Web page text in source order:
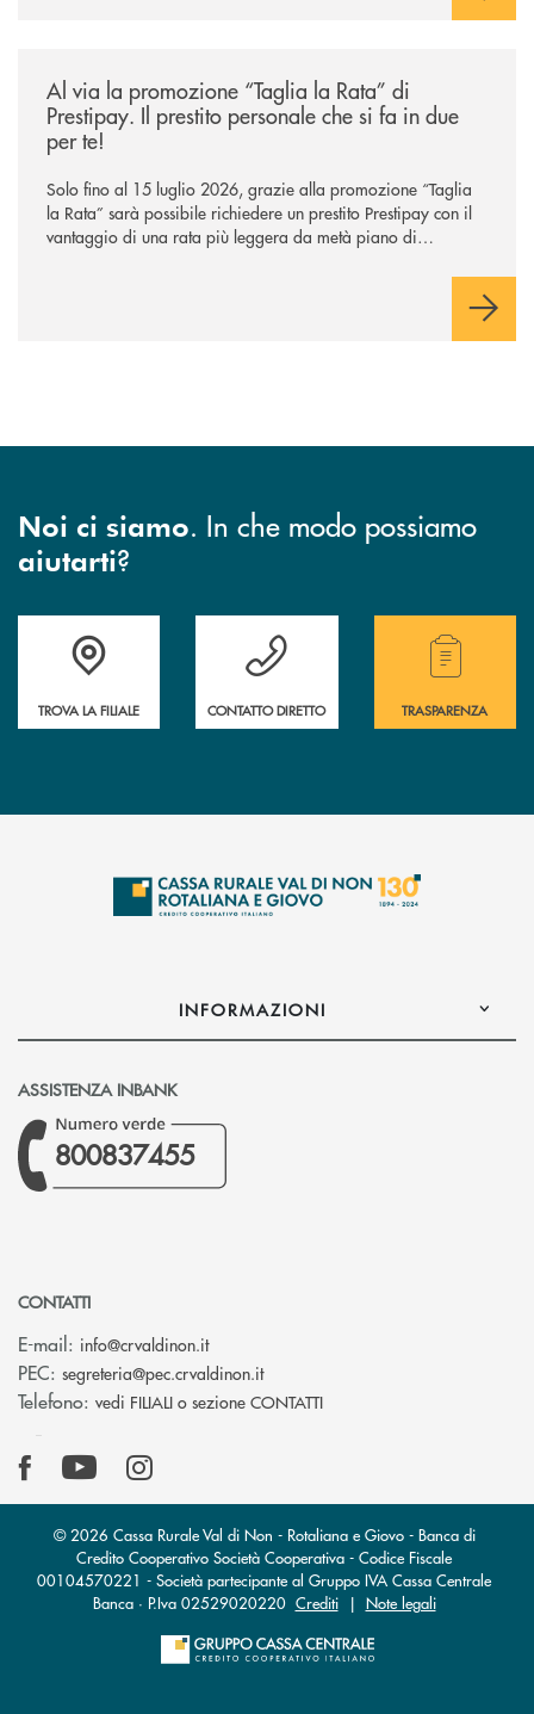
Al via la promozione “Taglia la Rata” di
Prestipay. Il prestito personale che si fa in due
per te!
Solo fino al 15 luglio 2026, grazie alla promozione “Taglia
la Rata” sarà possibile richiedere un prestito Prestipay con il
vantaggio di una rata più leggera da metà piano di
Noi ci siamo. In che modo possiamo
aiutarti?
Accedi all' elenco completo di indirizzo, telefono e mail delle nostre
TROVA LA FILIALE
Hai bisogno di assistenza immediata?
CONTATTO DIRETTO
Hai bisogno di
TRASPARENZA
INFORMAZIONI
ASSISTENZA INBANK
800837455
CONTATTI
E-mail: info@crvaldinon.it(si apre l’app di posta elettronica)
PEC: segreteria@pec.crvaldinon.it(si apre l’app di posta
Telefono: vedi FILIALI o sezione CONTATTI
© 2026 Cassa Rurale Val di Non - Rotaliana e Giovo - Banca di
Credito Cooperativo Società Cooperativa - Codice Fiscale
00104570221 - Società partecipante al Gruppo IVA Cassa Centrale
Banca · P.Iva 02529020220 Crediti| Note legali